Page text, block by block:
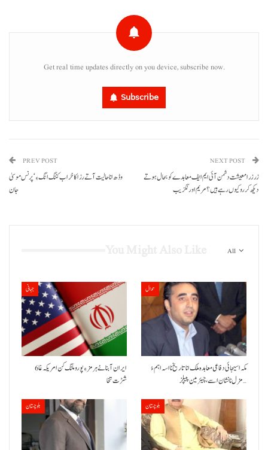
Get real time updates directly on you device, subscribe now.
Subscribe
PREV POST
وڈھ انا حالیت آتے رزاکا خراب کننگ انگ ءِ‘پرنس موسیٰ
جان
NEXT POST
زرزرا معیشت دشمن آئی ایم ایف معاہدے کو بحال ہوتے
دیکھ کر رو کیوں رہے ہیں؟مریم اورنگزیب
All
جہانی
ایران آبنائے ہرمز ءِ پورو ملنگ کن امریکہ غا 6
شڑت تخا
حوال
مکہ اسیجائی دفاعی معاہدہ ملک انا تاریخ نا اسہ اہم ءُ
مزل نا نشان اسے، چیئرمین پیپلز…
بلوچستان بلوچستان